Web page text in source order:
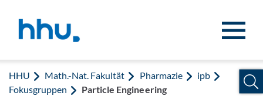
HHU Math.-Nat. Fakultät Pharmazie
ipb
Fokusgruppen
Particle Engineering